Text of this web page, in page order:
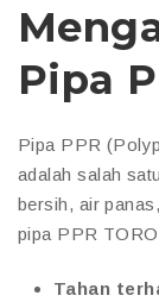
Pipa
Pipa PPR
adalah salah
bersih, air
pipa PPR
Tahan